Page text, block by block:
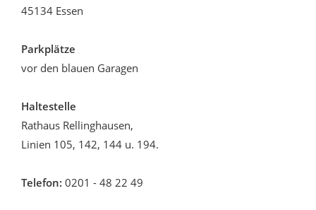
45134 Essen
Parkplätze
vor den blauen Garagen
Haltestelle
Rathaus Rellinghausen,
Linien 105, 142, 144 u. 194.
Telefon: 0201 - 48 22 49